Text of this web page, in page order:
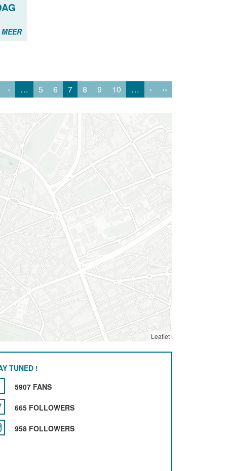
‹ … 5 6 7 8 9 10 … › ››
Leaflet
TUNED !
5907 FANS
665 FOLLOWERS
958 FOLLOWERS